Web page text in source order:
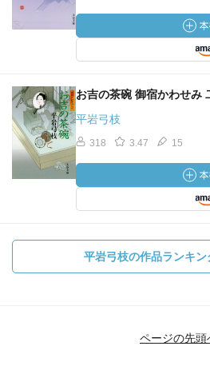
お吉の茶碗 御宿かわせみ
平岩弓枝
318 3.47 15
平岩弓枝の作品ランキン
ページの先頭